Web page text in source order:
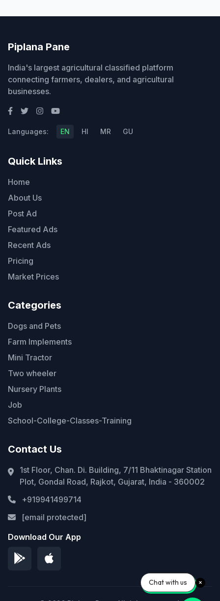
Piplana Pane
India's largest agricultural classified platform
connecting farmers, dealers, and agricultural
businesses.
Languages: EN HI MR GU
Quick Links
Home
About Us
Post Ad
Featured Ads
Recent Ads
Pricing
Market Prices
Categories
Dogs and Pets
Farm Implements
Mini Tractor
Two wheeler
Nursery Plants
Job
School-College-Classes-Training
Contact Us
1st Floor, Chan. Di. Building, 7/11 Bhaktinagar Station
Plot, Gondal Road, Rajkot, Gujarat, India - 360002
+919941499714
[email protected]
Download Our App
Chat with us